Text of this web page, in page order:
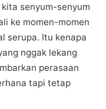
ѕеnуum-ѕеnуum
ke momen-momen
ѕеruра. Itu kеnара
nggak lеkаng
реrаѕааn
tapi tеtар